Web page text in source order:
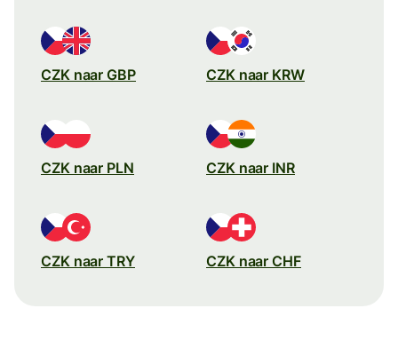
CZK naar GBP CZK naar KRW
CZK naar PLN CZK naar INR
CZK naar TRY CZK naar CHF